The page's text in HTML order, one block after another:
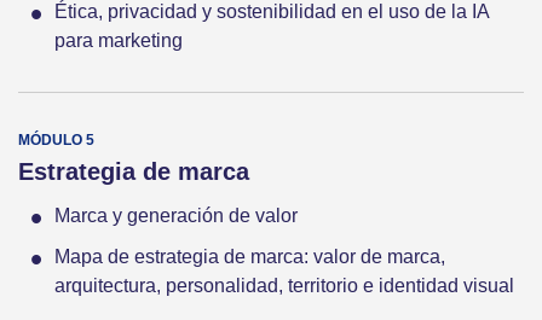
Ética, privacidad y sostenibilidad en el uso de la IA
para marketing
Estrategia de marca
Marca y generación de valor
Mapa de estrategia de marca: valor de marca,
arquitectura, personalidad, territorio e identidad visual